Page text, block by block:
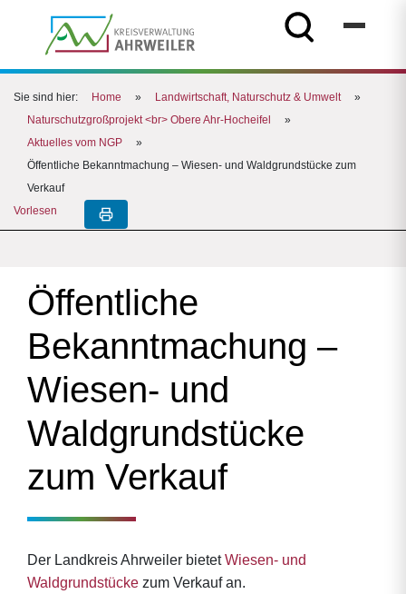
Sie sind hier: Home » Landwirtschaft, Naturschutz & Umwelt
»
Naturschutzgroßprojekt <br> Obere Ahr-Hocheifel
»
Aktuelles vom NGP
»
Öffentliche Bekanntmachung – Wiesen- und Waldgrundstücke zum
Verkauf
Vorlesen
Öffentliche
Bekanntmachung –
Wiesen- und
Waldgrundstücke
zum Verkauf
Der Landkreis Ahrweiler bietetWiesen- und
Waldgrundstücke zum Verkauf an.